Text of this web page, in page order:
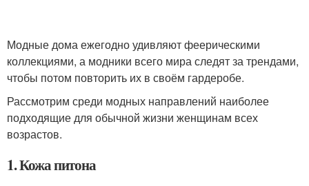
Модные дома ежегодно удивляют феерическими
коллекциями, а модники всего мира следят за трендами,
чтобы потом повторить их в своём гардеробе.
Рассмотрим среди модных направлений наиболее
подходящие для обычной жизни женщинам всех
возрастов.
1. Кожа питона